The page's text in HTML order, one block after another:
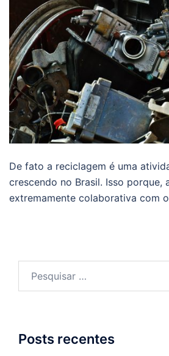
De fato a reciclagem é uma
crescendo no Brasil. Isso porque,
extremamente colaborativa com
por:
Posts recentes